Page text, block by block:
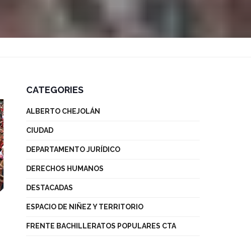
CATEGORIES
ALBERTO CHEJOLÁN
CIUDAD
DEPARTAMENTO JURÍDICO
DERECHOS HUMANOS
DESTACADAS
ESPACIO DE NIÑEZ Y TERRITORIO
FRENTE BACHILLERATOS POPULARES CTA